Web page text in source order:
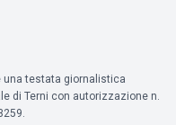
una testata giornalistica
di Terni con autorizzazione n.